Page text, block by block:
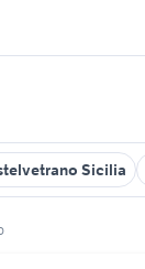
Sicilia